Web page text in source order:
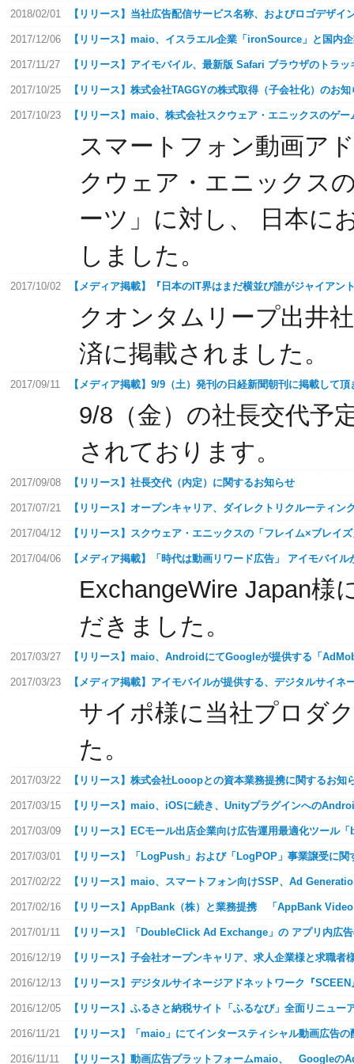
2018/02/01 【リリース】当社広告配信サービス名称、およびロゴデザイ
2017/12/06 【リリース】maio、イスラエル企業「ironSource」と国内
2017/11/27 【リリース】アイモバイル、最新版 Safari ブラウザのトラ
2017/10/25 【リリース】株式会社TAGGYの株式取得（子会社化）のお知
2017/10/23 【リリース】maio、株式会社スクウェア・エニックスのゲ
スマートフォン動画ア
クウェア・エニックス
ーツ」に対し、 日本に
しました。
2017/10/02 【メディア掲載】『日本のIT界はまだ横並び誰がジャイアン
クオンタムリープ出井
済に掲載されました。
2017/09/11 【メディア掲載】9/9（土）発刊の日経新聞朝刊に掲載して頂
9/8（金）の社長交代予
されております。
2017/09/08 【リリース】社長交代（内定）に関するお知らせ
2017/07/21 【リリース】オープンキャリア、ダイレクトリクルーティ
2017/04/12 【リリース】スクウェア・エニックスの「フレイム×ブレイ
2017/04/06 【メディア掲載】「時代は動画リワード広告」 アイモバイ
ExchangeWire Japan様
だきました。
2017/03/27 【リリース】maio、AndroidにてGoogleが提供する「
2017/03/23 【メディア掲載】アイモバイルが提供する、デジタルサイ
サイポ様に当社プロダ
た。
2017/03/22 【リリース】株式会社Looopとの資本業務提携に関するお知
2017/03/15 【リリース】maio、iOSに続き、Unityプラグインへの
2017/03/09 【リリース】ECモール出店企業向け広告運用最適化ツール
2017/03/01 【リリース】「LogPush」および「LogPOP」事業譲受に関
2017/02/22 【リリース】maio、スマートフォン向けSSP、Ad
2017/02/16 【リリース】AppBank（株）と業務提携 「AppBank
2017/01/11 【リリース】「DoubleClick Ad Exchange」の アプリ内広
2016/12/19 【リリース】子会社オープンキャリア、求人企業様と求職
2016/12/13 【リリース】デジタルサイネージアドネットワーク『
2016/12/05 【リリース】ふるさと納税サイト「ふるなび」全面リニュー
2016/11/21 【リリース】「maio」にてインタースティシャル動画広告
2016/11/11 【リリース】動画広告プラットフォームmaio、 Googleの